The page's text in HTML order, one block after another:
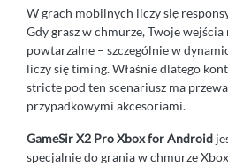
W grach mobilnych liczy się
Gdy grasz w chmurze, Twoje wejścia
powtarzalne – szczególnie w
liczy się timing. Właśnie dlatego
stricte pod ten scenariusz ma
przypadkowymi akcesoriami.
GameSir X2 Pro Xbox for Android
specjalnie do grania w chmurze